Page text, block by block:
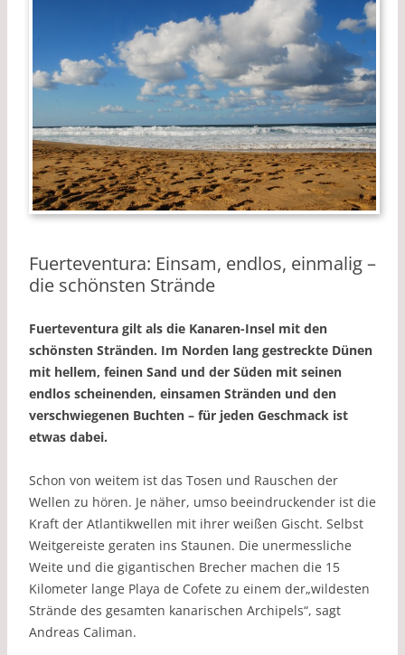
Fuerteventura: Einsam, endlos, einmalig –
die schönsten Strände
Fuerteventura gilt als die Kanaren-Insel mit den
schönsten Stränden. Im Norden lang gestreckte Dünen
mit hellem, feinen Sand und der Süden mit seinen
endlos scheinenden, einsamen Stränden und den
verschwiegenen Buchten – für jeden Geschmack ist
etwas dabei.
Schon von weitem ist das Tosen und Rauschen der
Wellen zu hören. Je näher, umso beeindruckender ist die
Kraft der Atlantikwellen mit ihrer weißen Gischt. Selbst
Weitgereiste geraten ins Staunen. Die unermessliche
Weite und die gigantischen Brecher machen die 15
Kilometer lange Playa de Cofete zu einem der„wildesten
Strände des gesamten kanarischen Archipels“, sagt
Andreas Caliman.